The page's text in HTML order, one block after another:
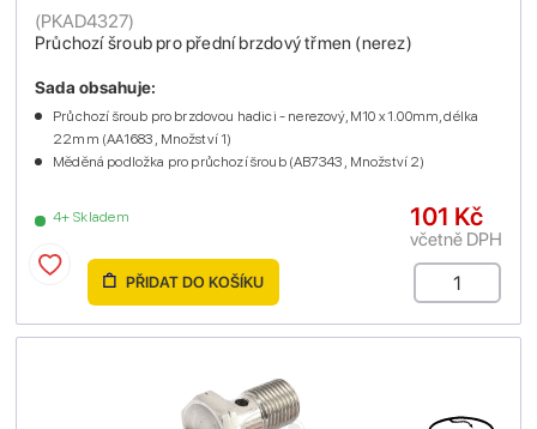
Průchozí šroub pro přední brzdový třmen (nerez)
(PKAD4327)
4+ Skladem
Sada obsahuje:
Průchozí šroub pro brzdovou hadici - nerezový, M10 x 1.00mm, délka
22mm (AA1683 , Množství 1)
Měděná podložka pro průchozí šroub (AB7343 , Množství 2)
101 Kč
včetně DPH
PŘIDAT DO KOŠÍKU